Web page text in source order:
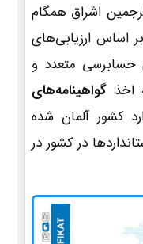
اشراق همگام
اساس ارزیابی‌های
حسابرسی متعدد و
اخذ گواهینامه‌های
کشور آلمان شده
در کشور در